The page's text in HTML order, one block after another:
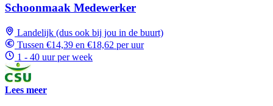
Schoonmaak Medewerker
Landelijk (dus ook bij jou in de buurt)
Tussen €14,39 en €18,62 per uur
1 - 40 uur per week
Lees meer